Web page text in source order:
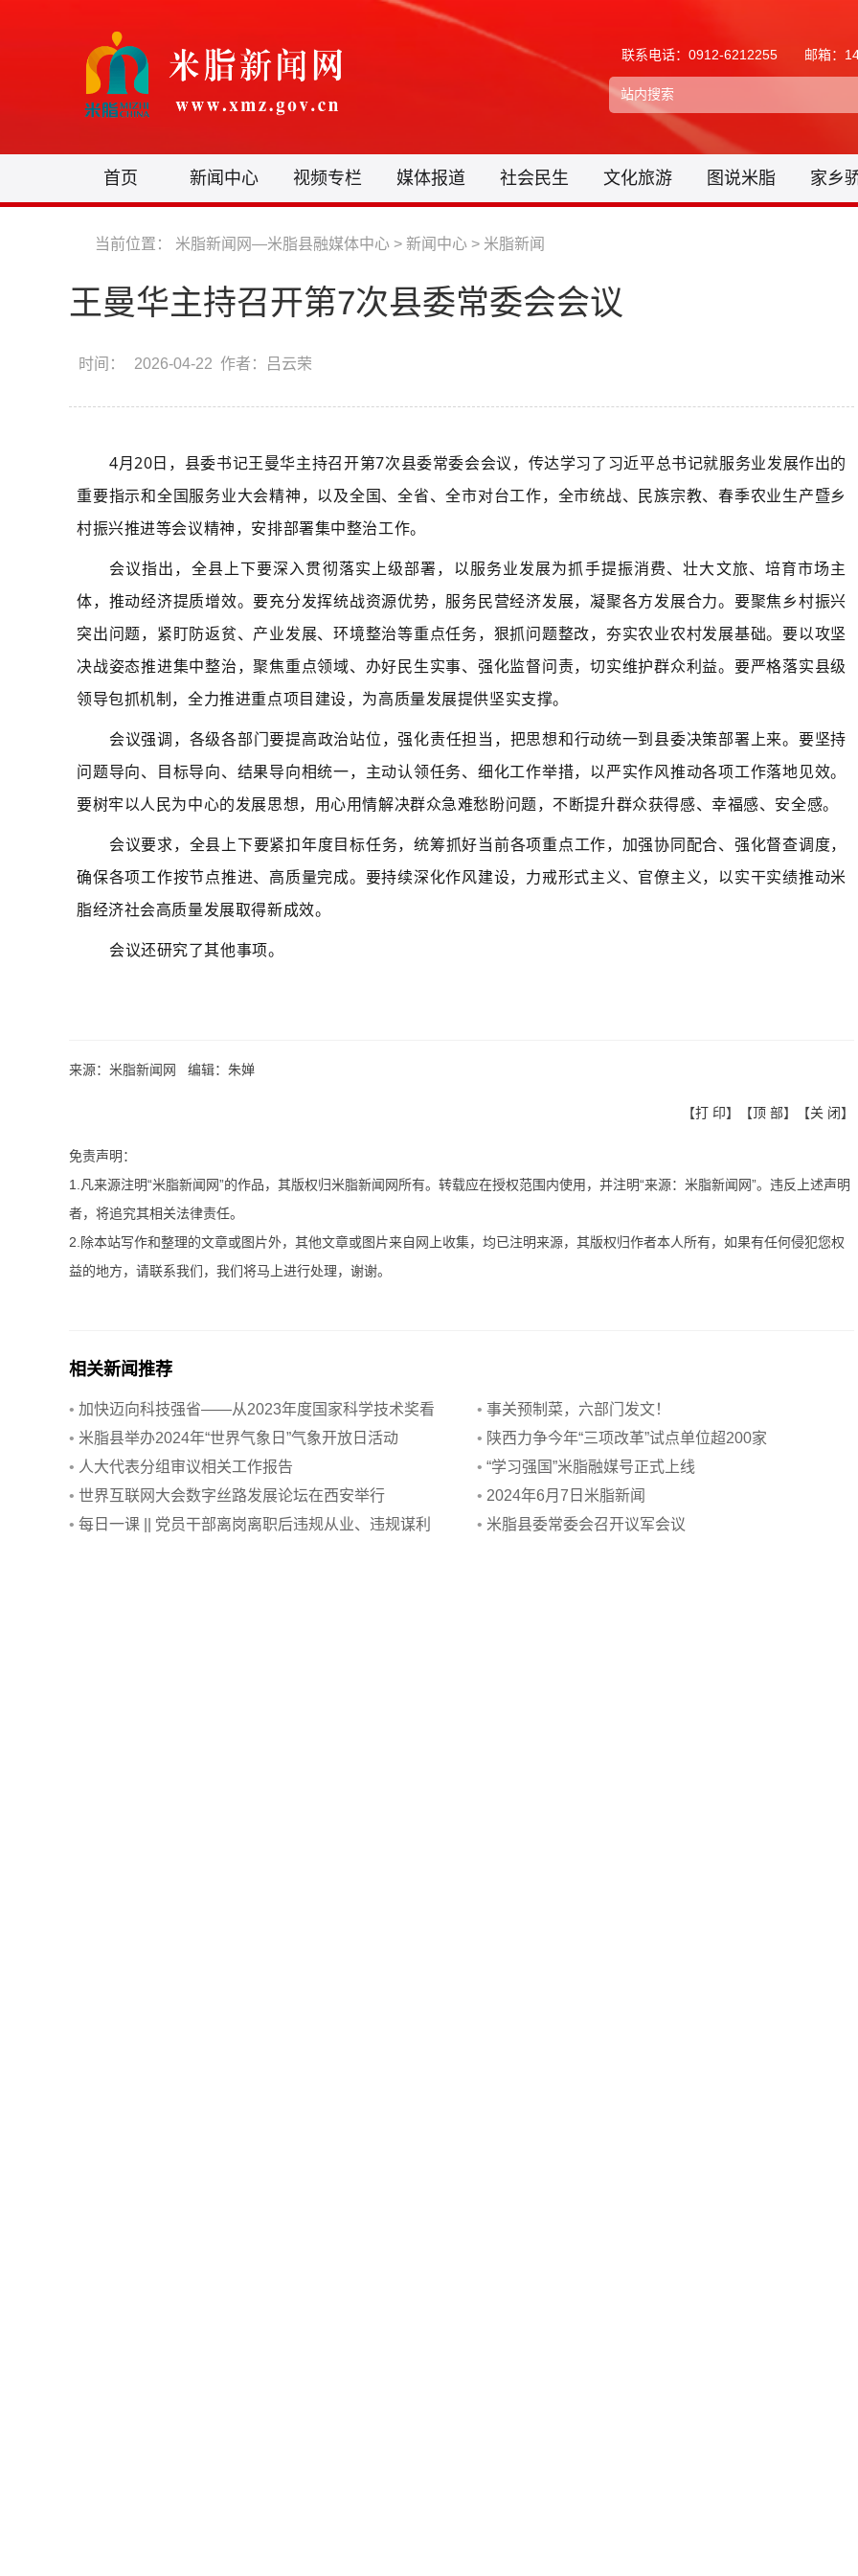
联系电话：0912-6212255 邮箱：
首页 新闻中心 视频专栏 媒体报道 社会民生 文化旅游 图说米脂 家乡
当前位置： 米脂新闻网—米脂县融媒体中心 > 新闻中心 > 米脂新闻
王曼华主持召开第7次县委常委会会议
时间： 2026-04-22 作者：吕云荣
4月20日，县委书记王曼华主持召开第7次县委常委会会议， 传达学习了习近平总书记就服务业发展作出的
重要指示和全国服务业大会精神，以及全国、全省、全市对台工作， 全市统战、民族宗教、春季农业生产暨乡
村振兴推进等会议精神， 安排部署集中整治工作。
会议指出，全县上下要深入贯彻落实上级部署，以服务业发展为抓手提振消费、壮大文旅、培育市场主
体，推动经济提质增效。要充分发挥统战资源优势，服务民营经济发展，凝聚各方发展合力。要聚焦乡村振兴
突出问题，紧盯防返贫、产业发展、环境整治等重点任务，狠抓问题整改，夯实农业农村发展基础。要以攻坚
决战姿态推进集中整治，聚焦重点领域、办好民生实事、强化监督问责，切实维护群众利益。要严格落实县级
领导包抓机制，全力推进重点项目建设，为高质量发展提供坚实支撑。
会议强调，各级各部门要提高政治站位，强化责任担当，把思想和行动统一到县委决策部署上来。要坚持
问题导向、目标导向、结果导向相统一，主动认领任务、细化工作举措，以严实作风推动各项工作落地见效。
要树牢以人民为中心的发展思想，用心用情解决群众急难愁盼问题，不断提升群众获得感、幸福感、安全感。
会议要求，全县上下要紧扣年度目标任务，统筹抓好当前各项重点工作，加强协同配合、强化督查调度，
确保各项工作按节点推进、高质量完成。要持续深化作风建设，力戒形式主义、官僚主义，以实干实绩推动米
脂经济社会高质量发展取得新成效。
会议还研究了其他事项。
来源：米脂新闻网 编辑：朱婵
【打 印】【顶 部】【关 闭】
免责声明：
1.凡来源注明“米脂新闻网”的作品，其版权归米脂新闻网所有。转载应在授权范围内使用，并注明“来源：米脂新闻网”。违反上述声明
者，将追究其相关法律责任。
2.除本站写作和整理的文章或图片外，其他文章或图片来自网上收集，均已注明来源，其版权归作者本人所有，如果有任何侵犯您权
益的地方，请联系我们，我们将马上进行处理，谢谢。
相关新闻推荐
• 加快迈向科技强省——从2023年度国家科学技术奖看
陕西创新亮点
• 事关预制菜，六部门发文！
• 米脂县举办2024年“世界气象日”气象开放日活动 • 陕西力争今年“三项改革”试点单位超200家
• 人大代表分组审议相关工作报告 • “学习强国”米脂融媒号正式上线
• 世界互联网大会数字丝路发展论坛在西安举行 • 2024年6月7日米脂新闻
• 每日一课 || 党员干部离岗离职后违规从业、违规谋利
• 米脂县委常委会召开议军会议